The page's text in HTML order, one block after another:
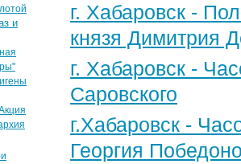
г. Хабаровск -
князя Димитрия
г. Хабаровск -
Саровского
г.Хабаровск -
Георгия
и